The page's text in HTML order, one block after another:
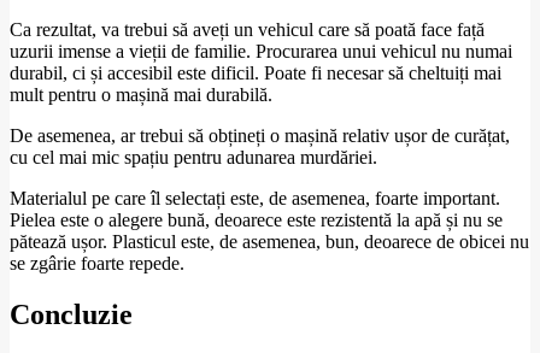
Ca rezultat, va trebui să aveți un vehicul care să poată face față
uzurii imense a vieții de familie. Procurarea unui vehicul nu numai
durabil, ci și accesibil este dificil. Poate fi necesar să cheltuiți mai
mult pentru o mașină mai durabilă.
De asemenea, ar trebui să obțineți o mașină relativ ușor de curățat,
cu cel mai mic spațiu pentru adunarea murdăriei.
Materialul pe care îl selectați este, de asemenea, foarte important.
Pielea este o alegere bună, deoarece este rezistentă la apă și nu se
pătează ușor. Plasticul este, de asemenea, bun, deoarece de obicei nu
se zgârie foarte repede.
Concluzie